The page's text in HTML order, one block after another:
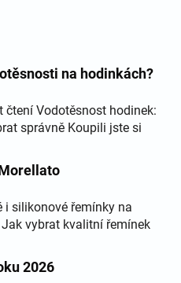
na hodinkách?
čtení Vodotěsnost hodinek:
správně Koupili jste si
i silikonové řemínky na
vybrat kvalitní řemínek
2026